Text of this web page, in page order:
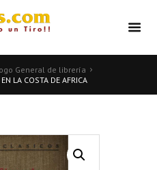
General de librería
LA COSTA DE AFRICA